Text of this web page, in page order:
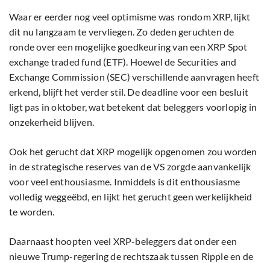
Waar er eerder nog veel optimisme was rondom XRP, lijkt
dit nu langzaam te vervliegen. Zo deden geruchten de
ronde over een mogelijke goedkeuring van een XRP Spot
exchange traded fund (ETF). Hoewel de Securities and
Exchange Commission (SEC) verschillende aanvragen heeft
erkend, blijft het verder stil. De deadline voor een besluit
ligt pas in oktober, wat betekent dat beleggers voorlopig in
onzekerheid blijven.
Ook het gerucht dat XRP mogelijk opgenomen zou worden
in de strategische reserves van de VS zorgde aanvankelijk
voor veel enthousiasme. Inmiddels is dit enthousiasme
volledig weggeëbd, en lijkt het gerucht geen werkelijkheid
te worden.
Daarnaast hoopten veel XRP-beleggers dat onder een
nieuwe Trump-regering de rechtszaak tussen Ripple en de